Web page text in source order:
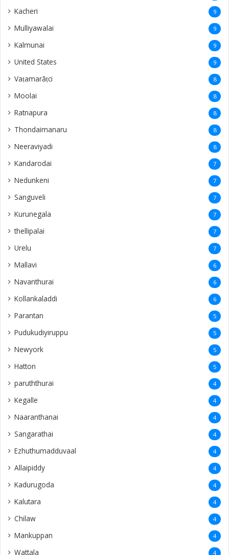
Kacheri 9
Mulliyawalai 9
Kalmunai 9
United States 9
Vaṭamarāṭci 8
Moolai 8
Ratnapura 8
Thondaimanaru 8
Neeraviyadi 8
Kandarodai 7
Nedunkeni 7
Sanguveli 7
Kurunegala 7
thellipalai 7
Urelu 7
Mallavi 6
Navanthurai 6
Kollankaladdi 6
Parantan 5
Pudukudiyiruppu 5
Newyork 5
Hatton 5
paruththurai 4
Kegalle 4
Naaranthanai 4
Sangarathai 4
Ezhuthumadduvaal 4
Allaipiddy 4
Kadurugoda 4
Kalutara 4
Chilaw 4
Mankuppan 4
Wattala 4